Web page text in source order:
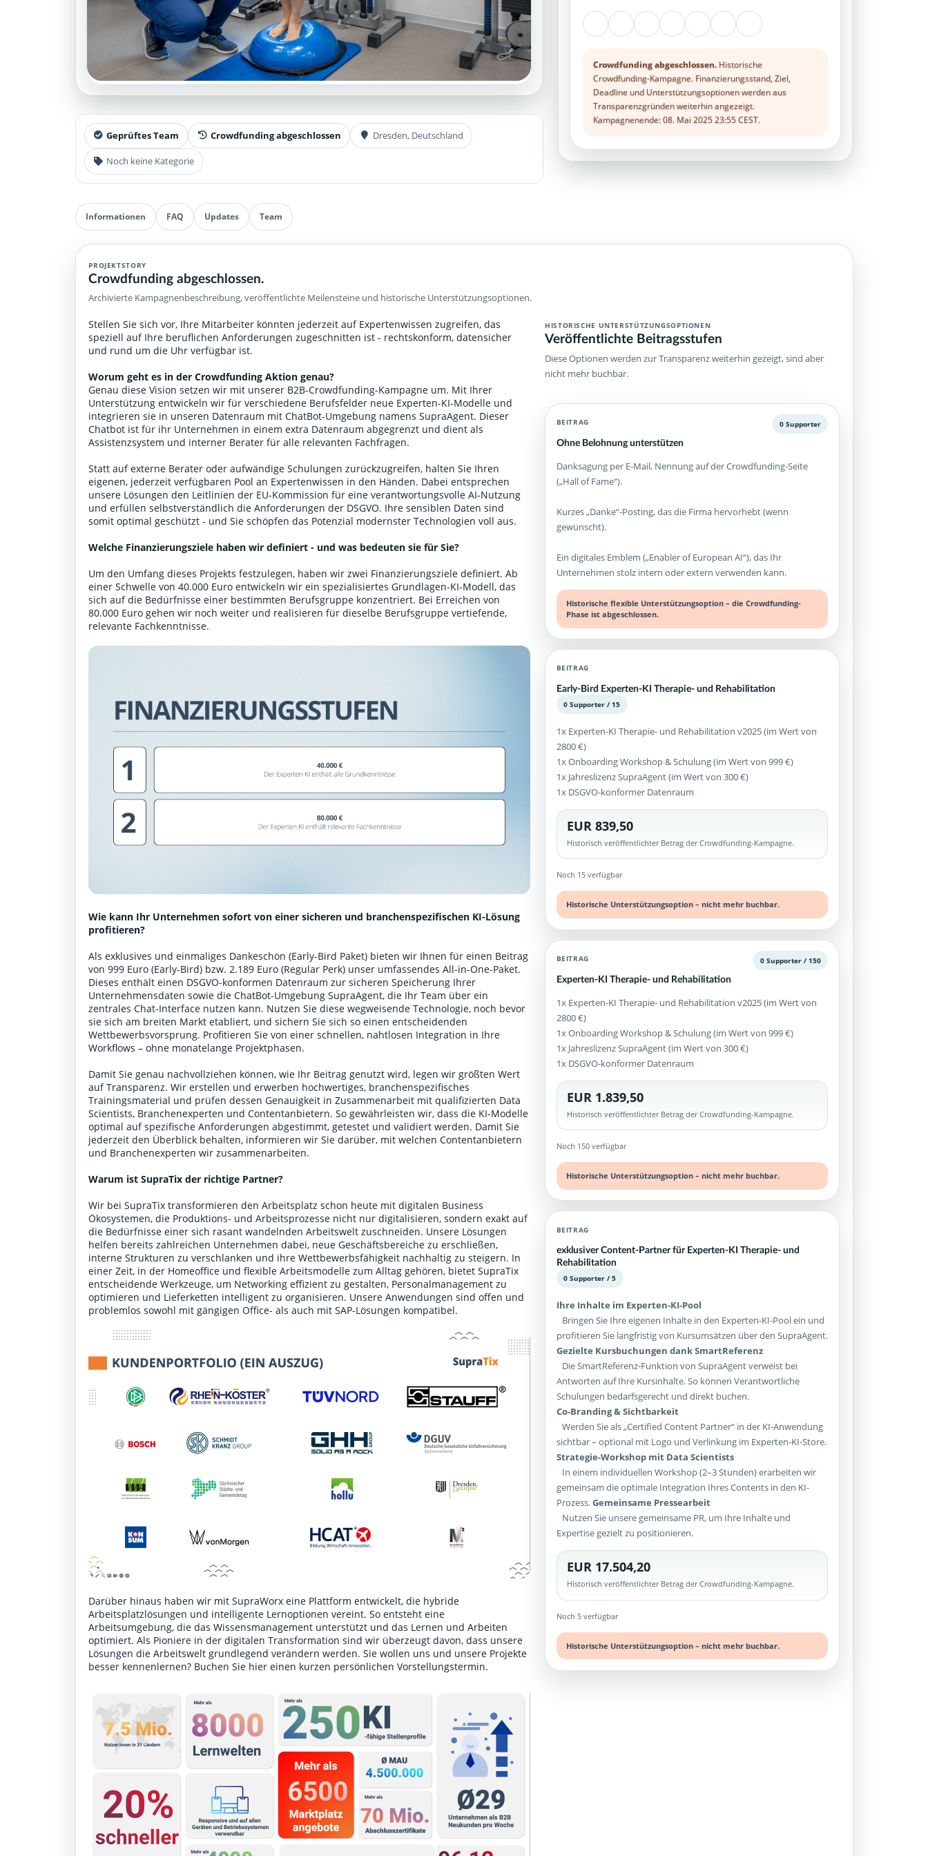
Geprüftes Team Crowdfunding abgeschlossen Dresden, Deutschland
Noch keine Kategorie
Crowdfunding abgeschlossen.Historische
Crowdfunding-Kampagne. Finanzierungsstand, Ziel,
Deadline und Unterstützungsoptionen werden aus
Transparenzgründen weiterhin angezeigt.
Kampagnenende: 08. Mai 2025 23:55 CEST.
Informationen FAQ Updates Team
PROJEKTSTORY
Crowdfunding abgeschlossen.
Archivierte Kampagnenbeschreibung, veröffentlichte Meilensteine und historische Unterstützungsoptionen.
Stellen Sie sich vor, Ihre Mitarbeiter könnten jederzeit auf Expertenwissen zugreifen, das
speziell auf Ihre beruflichen Anforderungen zugeschnitten ist - rechtskonform, datensicher
und rund um die Uhr verfügbar ist.
Worum geht es in der Crowdfunding Aktion genau?
Genau diese Vision setzen wir mit unserer B2B-Crowdfunding-Kampagne um. Mit Ihrer
Unterstützung entwickeln wir für verschiedene Berufsfelder neue Experten-KI-Modelle und
integrieren sie in unseren Datenraum mit ChatBot-Umgebung namens SupraAgent. Dieser
Chatbot ist für ihr Unternehmen in einem extra Datenraum abgegrenzt und dient als
Assistenzsystem und interner Berater für alle relevanten Fachfragen.
Statt auf externe Berater oder aufwändige Schulungen zurückzugreifen, halten Sie Ihren
eigenen, jederzeit verfügbaren Pool an Expertenwissen in den Händen. Dabei entsprechen
unsere Lösungen den Leitlinien der EU-Kommission für eine verantwortungsvolle AI-Nutzung
und erfüllen selbstverständlich die Anforderungen der DSGVO. Ihre sensiblen Daten sind
somit optimal geschützt - und Sie schöpfen das Potenzial modernster Technologien voll aus.
Welche Finanzierungsziele haben wir definiert - und was bedeuten sie für Sie?
Um den Umfang dieses Projekts festzulegen, haben wir zwei Finanzierungsziele definiert. Ab
einer Schwelle von 40.000 Euro entwickeln wir ein spezialisiertes Grundlagen-KI-Modell, das
sich auf die Bedürfnisse einer bestimmten Berufsgruppe konzentriert. Bei Erreichen von
80.000 Euro gehen wir noch weiter und realisieren für dieselbe Berufsgruppe vertiefende,
relevante Fachkenntnisse.
Wie kann Ihr Unternehmen sofort von einer sicheren und branchenspezifischen KI-Lösung
profitieren?
Als exklusives und einmaliges Dankeschön (Early-Bird Paket) bieten wir Ihnen für einen Beitrag
von 999 Euro (Early-Bird) bzw. 2.189 Euro (Regular Perk) unser umfassendes All-in-One-Paket.
Dieses enthält einen DSGVO-konformen Datenraum zur sicheren Speicherung Ihrer
Unternehmensdaten sowie die ChatBot-Umgebung SupraAgent, die Ihr Team über ein
zentrales Chat-Interface nutzen kann. Nutzen Sie diese wegweisende Technologie, noch bevor
sie sich am breiten Markt etabliert, und sichern Sie sich so einen entscheidenden
Wettbewerbsvorsprung. Profitieren Sie von einer schnellen, nahtlosen Integration in Ihre
Workflows – ohne monatelange Projektphasen.
Damit Sie genau nachvollziehen können, wie Ihr Beitrag genutzt wird, legen wir größten Wert
auf Transparenz. Wir erstellen und erwerben hochwertiges, branchenspezifisches
Trainingsmaterial und prüfen dessen Genauigkeit in Zusammenarbeit mit qualifizierten Data
Scientists, Branchenexperten und Contentanbietern. So gewährleisten wir, dass die KI-Modelle
optimal auf spezifische Anforderungen abgestimmt, getestet und validiert werden. Damit Sie
jederzeit den Überblick behalten, informieren wir Sie darüber, mit welchen Contentanbietern
und Branchenexperten wir zusammenarbeiten.
Warum ist SupraTix der richtige Partner?
Wir bei SupraTix transformieren den Arbeitsplatz schon heute mit digitalen Business
Ökosystemen, die Produktions- und Arbeitsprozesse nicht nur digitalisieren, sondern exakt auf
die Bedürfnisse einer sich rasant wandelnden Arbeitswelt zuschneiden. Unsere Lösungen
helfen bereits zahlreichen Unternehmen dabei, neue Geschäftsbereiche zu erschließen,
interne Strukturen zu verschlanken und ihre Wettbewerbsfähigkeit nachhaltig zu steigern. In
einer Zeit, in der Homeoffice und flexible Arbeitsmodelle zum Alltag gehören, bietet SupraTix
entscheidende Werkzeuge, um Networking effizient zu gestalten, Personalmanagement zu
optimieren und Lieferketten intelligent zu organisieren. Unsere Anwendungen sind offen und
problemlos sowohl mit gängigen Office- als auch mit SAP-Lösungen kompatibel.
Darüber hinaus haben wir mit SupraWorx eine Plattform entwickelt, die hybride
Arbeitsplatzlösungen und intelligente Lernoptionen vereint. So entsteht eine
Arbeitsumgebung, die das Wissensmanagement unterstützt und das Lernen und Arbeiten
optimiert. Als Pioniere in der digitalen Transformation sind wir überzeugt davon, dass unsere
Lösungen die Arbeitswelt grundlegend verändern werden. Sie wollen uns und unsere Projekte
besser kennenlernen? Buchen Sie hier einen kurzen persönlichen Vorstellungstermin.
HISTORISCHE UNTERSTÜTZUNGSOPTIONEN
Veröffentlichte Beitragsstufen
Diese Optionen werden zur Transparenz weiterhin gezeigt, sind aber
nicht mehr buchbar.
BEITRAG
Ohne Belohnung unterstützen
0 Supporter
Danksagung per E-Mail, Nennung auf der Crowdfunding-Seite
(„Hall of Fame“).
Kurzes „Danke“-Posting, das die Firma hervorhebt (wenn
gewünscht).
Ein digitales Emblem („Enabler of European AI“), das Ihr
Unternehmen stolz intern oder extern verwenden kann.
Historische flexible Unterstützungsoption – die Crowdfunding-
Phase ist abgeschlossen.
BEITRAG
Early-Bird Experten-KI Therapie- und Rehabilitation
0 Supporter / 15
1x Experten-KI Therapie- und Rehabilitation v2025 (im Wert von
2800 €)
1x Onboarding Workshop & Schulung (im Wert von 999 €)
1x Jahreslizenz SupraAgent (im Wert von 300 €)
1x DSGVO-konformer Datenraum
EUR 839,50
Historisch veröffentlichter Betrag der Crowdfunding-Kampagne.
Noch 15 verfügbar
Historische Unterstützungsoption – nicht mehr buchbar.
BEITRAG
Experten-KI Therapie- und Rehabilitation
0 Supporter / 150
1x Experten-KI Therapie- und Rehabilitation v2025 (im Wert von
2800 €)
1x Onboarding Workshop & Schulung (im Wert von 999 €)
1x Jahreslizenz SupraAgent (im Wert von 300 €)
1x DSGVO-konformer Datenraum
EUR 1.839,50
Historisch veröffentlichter Betrag der Crowdfunding-Kampagne.
Noch 150 verfügbar
Historische Unterstützungsoption – nicht mehr buchbar.
BEITRAG
exklusiver Content-Partner für Experten-KI Therapie- und
Rehabilitation
0 Supporter / 5
Ihre Inhalte im Experten-KI-Pool
Bringen Sie Ihre eigenen Inhalte in den Experten-KI-Pool ein und
profitieren Sie langfristig von Kursumsätzen über den SupraAgent.
Gezielte Kursbuchungen dank SmartReferenz
Die SmartReferenz-Funktion von SupraAgent verweist bei
Antworten auf Ihre Kursinhalte. So können Verantwortliche
Schulungen bedarfsgerecht und direkt buchen.
Co-Branding & Sichtbarkeit
Werden Sie als „Certified Content Partner“ in der KI-Anwendung
sichtbar – optional mit Logo und Verlinkung im Experten-KI-Store.
Strategie-Workshop mit Data Scientists
In einem individuellen Workshop (2–3 Stunden) erarbeiten wir
gemeinsam die optimale Integration Ihres Contents in den KI-
Prozess.Gemeinsame Pressearbeit
Nutzen Sie unsere gemeinsame PR, um Ihre Inhalte und
Expertise gezielt zu positionieren.
EUR 17.504,20
Historisch veröffentlichter Betrag der Crowdfunding-Kampagne.
Noch 5 verfügbar
Historische Unterstützungsoption – nicht mehr buchbar.